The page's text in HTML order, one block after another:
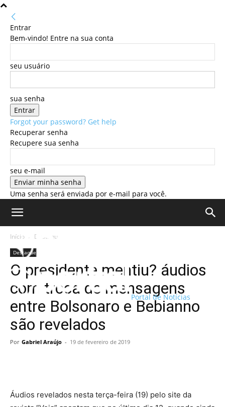
Entrar
Bem-vindo! Entre na sua conta
seu usuário
sua senha
Forgot your password? Get help
Recuperar senha
Recupere sua senha
seu e-mail
Uma senha será enviada por e-mail para você.
Portal de Notícias
Início Destaque
Destaque
O presidente mentiu? áudios
com troca de mensagens
entre Bolsonaro e Bebianno
são revelados
Por Gabriel Araújo - 19 de fevereiro de 2019
Áudios revelados nesta terça-feira (19) pelo site da